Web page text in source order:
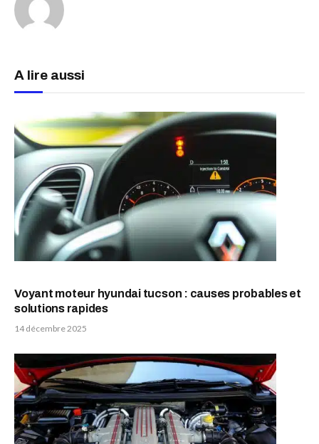
A lire aussi
Voyant moteur hyundai tucson : causes probables et
solutions rapides
14 décembre 2025